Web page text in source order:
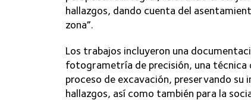
hallazgos, dando cuenta del
zona”.
Los trabajos incluyeron una
fotogrametría de precisión, una
proceso de excavación, preservando
hallazgos, así como también para la